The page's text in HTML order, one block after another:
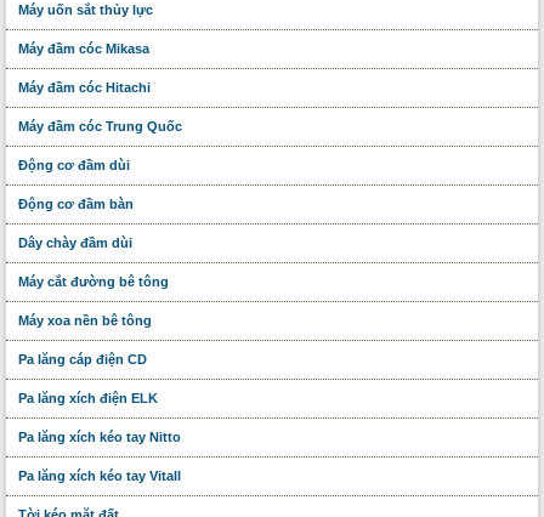
Máy uốn sắt thủy lực
Máy đầm cóc Mikasa
Máy đầm cóc Hitachi
Máy đầm cóc Trung Quốc
Động cơ đầm dùi
Động cơ đầm bàn
Dây chày đầm dùi
Máy cắt đường bê tông
Máy xoa nền bê tông
Pa lăng cáp điện CD
Pa lăng xích điện ELK
Pa lăng xích kéo tay Nitto
Pa lăng xích kéo tay Vitall